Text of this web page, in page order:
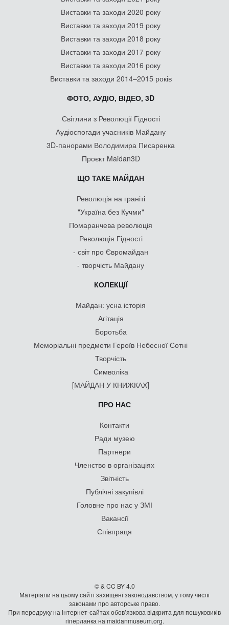
Виставки та заходи 2020 року
Виставки та заходи 2019 року
Виставки та заходи 2018 року
Виставки та заходи 2017 року
Виставки та заходи 2016 року
Виставки та заходи 2014–2015 років
ФОТО, АУДІО, ВІДЕО, 3D
Світлини з Революції Гідності
Аудіоспогади учасників Майдану
3D-панорами Володимира Писаренка
Проєкт Maidan3D
ЩО ТАКЕ МАЙДАН
Революція на граніті
"Україна без Кучми"
Помаранчева революція
Революція Гідності
- світ про Євромайдан
- творчість Майдану
КОЛЕКЦІЇ
Майдан: усна історія
Агітація
Боротьба
Меморіальні предмети Героїв Небесної Сотні
Творчість
Символіка
[МАЙДАН У КНИЖКАХ]
ПРО НАС
Контакти
Ради музею
Партнери
Членство в організаціях
Звітність
Публічні закупівлі
Головне про нас у ЗМІ
Вакансії
Співпраця
© & CC BY 4.0
Матеріали на цьому сайті захищені законодавством, у тому числі
законами про авторське право.
При передруку на iнтернет-сайтах обов’язкова відкрита для пошуковиків
гiперланка на maidanmuseum.org.